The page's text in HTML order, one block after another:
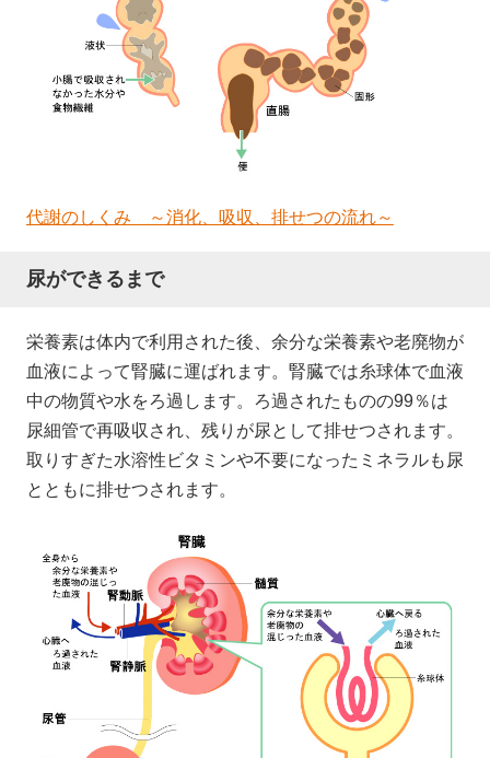
代謝のしくみ ～消化、吸収、排せつの流れ～
尿ができるまで
栄養素は体内で利用された後、余分な栄養素や老廃物が
血液によって腎臓に運ばれます。腎臓では糸球体で血液
中の物質や水をろ過します。ろ過されたものの99％は
尿細管で再吸収され、残りが尿として排せつされます。
取りすぎた水溶性ビタミンや不要になったミネラルも尿
とともに排せつされます。